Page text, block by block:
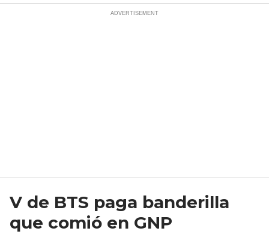
V de BTS paga banderilla
que comió en GNP